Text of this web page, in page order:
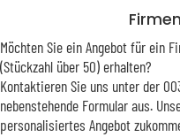
Möchten Sie ein Angebot für ein
(Stückzahl über 50) erhalten?
Kontaktieren Sie uns unter der
nebenstehende Formular aus.
personalisiertes Angebot